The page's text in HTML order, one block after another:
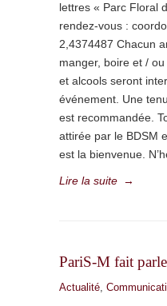
lettres « Parc Floral
rendez-vous :
2,4374487 Chacun
manger, boire et /
et alcools seront
événement. Une
est recommandée.
attirée par le BDSM
est la bienvenue.
Lire la suite →
PariS-M fait
Actualité,